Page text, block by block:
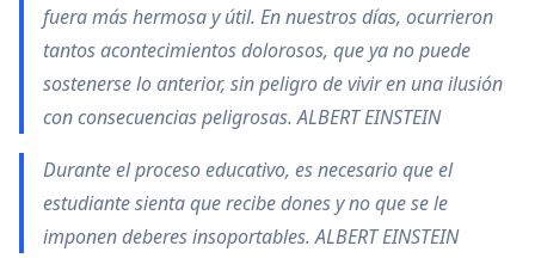
fuera más hermosa y útil. En nuestros días, ocurrieron
tantos acontecimientos dolorosos, que ya no puede
sostenerse lo anterior, sin peligro de vivir en una ilusión
con consecuencias peligrosas. ALBERT EINSTEIN
Durante el proceso educativo, es necesario que el
estudiante sienta que recibe dones y no que se le
imponen deberes insoportables. ALBERT EINSTEIN